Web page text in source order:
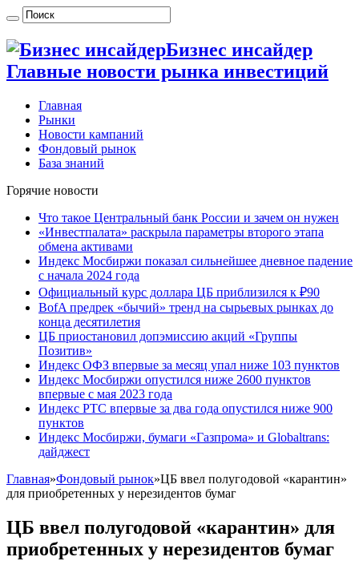
Бизнес инсайдер
Главные новости рынка инвестиций
Главная
Рынки
Новости кампаний
Фондовый рынок
База знаний
Горячие новости
Что такое Центральный банк России и зачем он нужен
«Инвестпалата» раскрыла параметры второго этапа
обмена активами
Индекс Мосбиржи показал сильнейшее дневное падение
с начала 2024 года
Официальный курс доллара ЦБ приблизился к ₽90
BofA предрек «бычий» тренд на сырьевых рынках до
конца десятилетия
ЦБ приостановил допэмиссию акций «Группы
Позитив»
Индекс ОФЗ впервые за месяц упал ниже 103 пунктов
Индекс Мосбиржи опустился ниже 2600 пунктов
впервые с мая 2023 года
Индекс РТС впервые за два года опустился ниже 900
пунктов
Индекс Мосбиржи, бумаги «Газпрома» и Globaltrans:
дайджест
Главная»Фондовый рынок»ЦБ ввел полугодовой «карантин»
для приобретенных у нерезидентов бумаг
ЦБ ввел полугодовой «карантин» для
приобретенных у нерезидентов бумаг